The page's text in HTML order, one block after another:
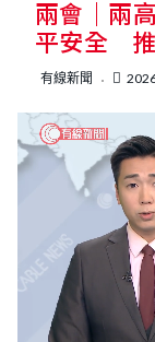
兩會｜兩
平安全 推
有線新聞